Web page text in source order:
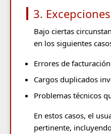
3.
Bajo ciertas
en los siguientes
Errores de
Cargos duplicados
Problemas técnicos
En estos casos, el
pertinente,